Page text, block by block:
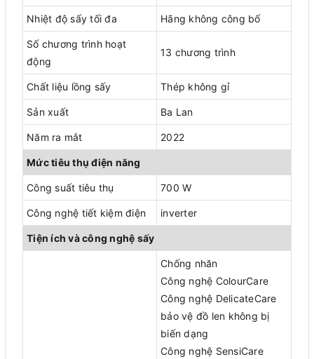
Nhiệt độ sấy tối đa Hãng không công bố
Số chương trình hoạt
động
13 chương trình
Chất liệu lồng sấy Thép không gỉ
Sản xuất Ba Lan
Năm ra mắt 2022
Mức tiêu thụ điện năng
Công suất tiêu thụ 700 W
Công nghệ tiết kiệm điện inverter
Tiện ích và công nghệ sấy
Chống nhăn
Công nghệ ColourCare
Công nghệ DelicateCare
bảo vệ đồ len không bị
biến dạng
Công nghệ SensiCare